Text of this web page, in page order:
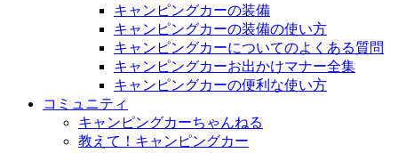
キャンピングカーの装備
キャンピングカーの装備の使い方
キャンピングカーについてのよくある質問
キャンピングカーお出かけマナー全集
キャンピングカーの便利な使い方
コミュニティ
キャンピングカーちゃんねる
教えて！キャンピングカー